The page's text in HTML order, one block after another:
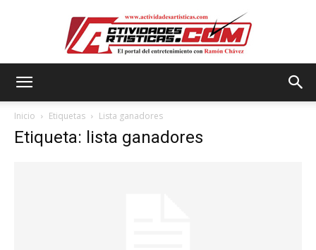
Inicio Etiquetas Lista ganadores
Etiqueta: lista ganadores